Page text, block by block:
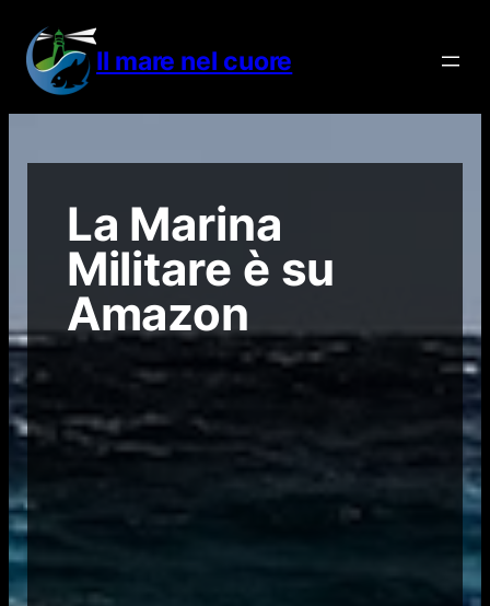
contenuto
Il mare nel cuore
La Marina
Militare è su
Amazon